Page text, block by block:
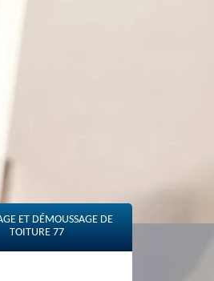
ET DÉMOUSSAGE DE
TOITURE 77